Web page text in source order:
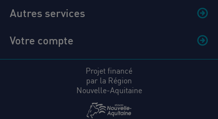
Autres services
Votre compte
Projet financé
par la Région
Nouvelle-Aquitaine